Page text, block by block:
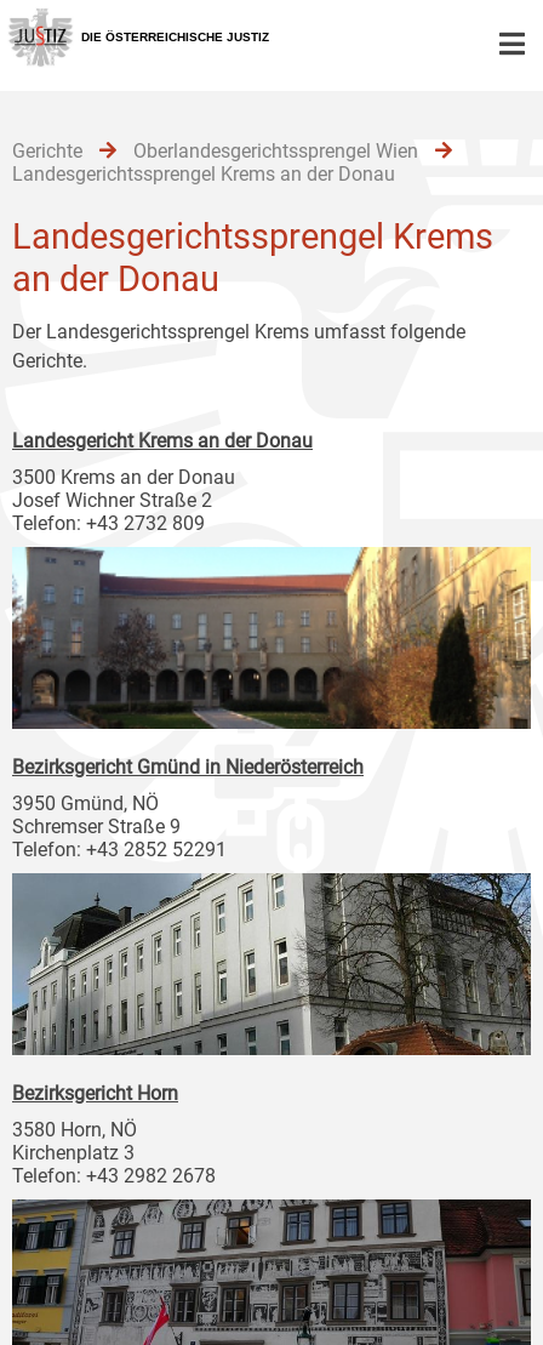
Zur
Hauptnavigation
[1]
Zum
Inhalt
[2]
Zum
Untermenü
[3]
DIE ÖSTERREICHISCHE JUSTIZ
Gerichte
Oberlandesgerichtssprengel Wien
Landesgerichtssprengel Krems an der Donau
Landesgerichtssprengel Krems
an der Donau
Der Landesgerichtssprengel Krems umfasst folgende
Gerichte.
Landesgericht Krems an der Donau
3500 Krems an der Donau
Josef Wichner Straße 2
Telefon: +43 2732 809
Bezirksgericht Gmünd in Niederösterreich
3950 Gmünd, NÖ
Schremser Straße 9
Telefon: +43 2852 52291
Bezirksgericht Horn
3580 Horn, NÖ
Kirchenplatz 3
Telefon: +43 2982 2678